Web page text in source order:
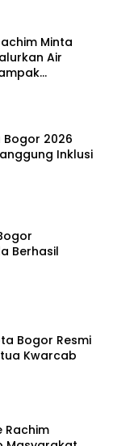
Minta
Air
Bogor 2026
Inklusi
Berhasil
Bogor Resmi
Kwarcab
Rachim